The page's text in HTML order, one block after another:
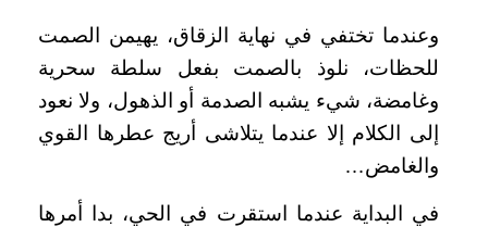
وعندما تختفي في نهاية الزقاق، يهيمن الصمت
للحظات، نلوذ بالصمت بفعل سلطة سحرية
وغامضة، شيء يشبه الصدمة أو الذهول، ولا نعود
إلى الكلام إلا عندما يتلاشى أريج عطرها القوي
والغامض…
في البداية عندما استقرت في الحي، بدا أمرها